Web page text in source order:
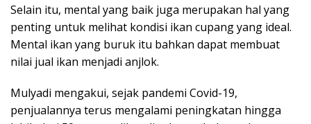
Selain itu, mental yang baik juga merupakan hal yang
penting untuk melihat kondisi ikan cupang yang ideal.
Mental ikan yang buruk itu bahkan dapat membuat
nilai jual ikan menjadi anjlok.
Mulyadi mengakui, sejak pandemi Covid-19,
penjualannya terus mengalami peningkatan hingga